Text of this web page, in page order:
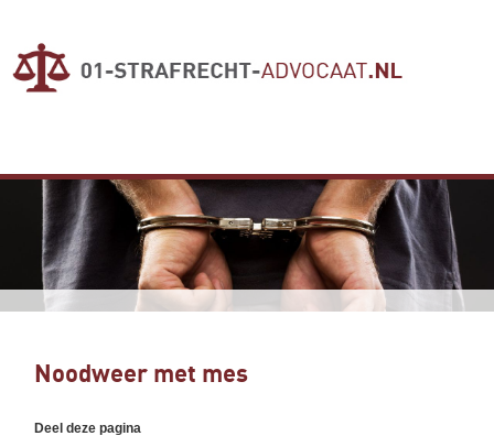
Noodweer met mes
Deel deze pagina